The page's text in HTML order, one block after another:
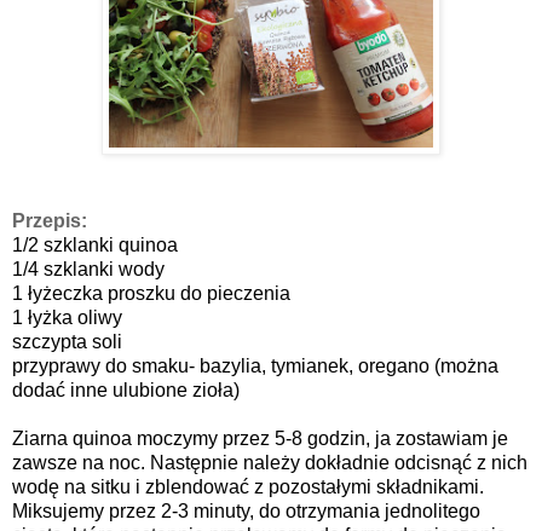
Przepis:
1/2 szklanki quinoa
1/4 szklanki wody
1 łyżeczka proszku do pieczenia
1 łyżka oliwy
szczypta soli
przyprawy do smaku- bazylia, tymianek, oregano (można
dodać inne ulubione zioła)
Ziarna quinoa moczymy przez 5-8 godzin, ja zostawiam je
zawsze na noc. Następnie należy dokładnie odcisnąć z nich
wodę na sitku i zblendować z pozostałymi składnikami.
Miksujemy przez 2-3 minuty, do otrzymania jednolitego